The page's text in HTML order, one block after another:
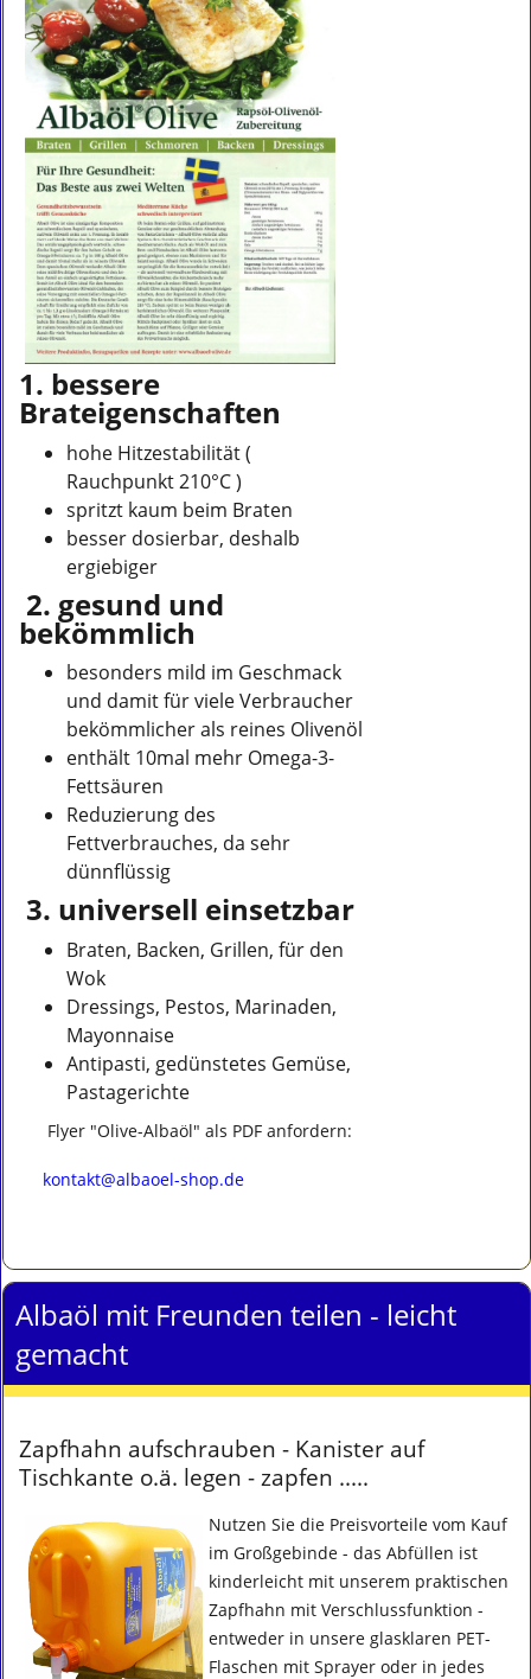
1. bessere
Brateigenschaften
hohe Hitzestabilität (
Rauchpunkt 210°C )
spritzt kaum beim Braten
besser dosierbar, deshalb
ergiebiger
2. gesund und
bekömmlich
besonders mild im Geschmack
und damit für viele Verbraucher
bekömmlicher als reines Olivenöl
enthält 10mal mehr Omega-3-
Fettsäuren
Reduzierung des
Fettverbrauches, da sehr
dünnflüssig
3. universell einsetzbar
Braten, Backen, Grillen, für den
Wok
Dressings, Pestos, Marinaden,
Mayonnaise
Antipasti, gedünstetes Gemüse,
Pastagerichte
Flyer "Olive-Albaöl" als PDF anfordern:
kontakt@albaoel-shop.de
Albaöl mit Freunden teilen - leicht
gemacht
Zapfhahn aufschrauben - Kanister auf
Tischkante o.ä. legen - zapfen .....
Nutzen Sie die Preisvorteile vom Kauf
im Großgebinde - das Abfüllen ist
kinderleicht mit unserem praktischen
Zapfhahn mit Verschlussfunktion -
entweder in unsere glasklaren PET-
Flaschen mit Sprayer oder in jedes